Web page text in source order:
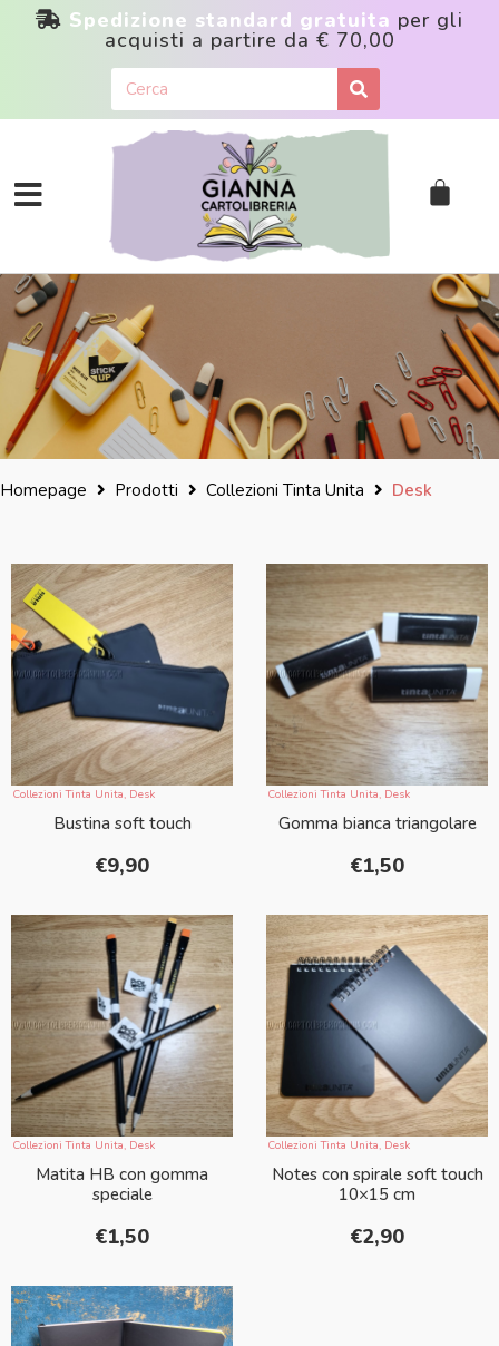
Spedizione standard gratuita per gli
acquisti a partire da € 70,00
Homepage Prodotti Collezioni Tinta Unita Desk
Collezioni Tinta Unita, Desk
Bustina soft touch
€9,90
Collezioni Tinta Unita, Desk
Gomma bianca triangolare
€1,50
Collezioni Tinta Unita, Desk
Matita HB con gomma
speciale
€1,50
Collezioni Tinta Unita, Desk
Notes con spirale soft touch
10×15 cm
€2,90